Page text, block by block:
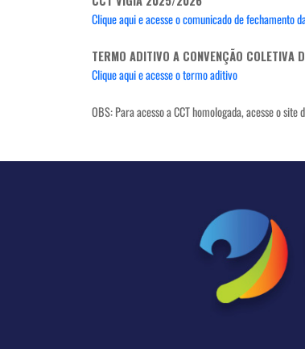
Clique aqui e acesse o comunicado de fechamento
TERMO ADITIVO A CONVENÇÃO
Clique aqui e acesse o termo aditivo
OBS: Para acesso a CCT homologada, acesse o site